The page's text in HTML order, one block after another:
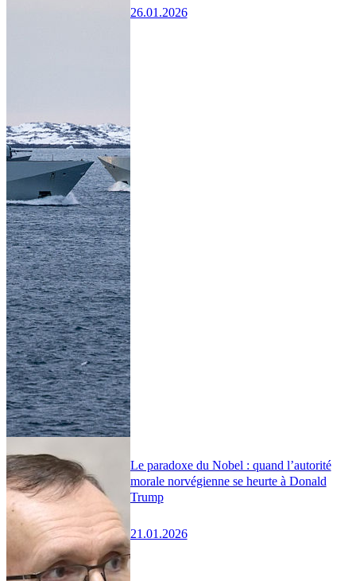
26.01.2026
Le paradoxe du Nobel : quand l’autorité
morale norvégienne se heurte à Donald
Trump
21.01.2026